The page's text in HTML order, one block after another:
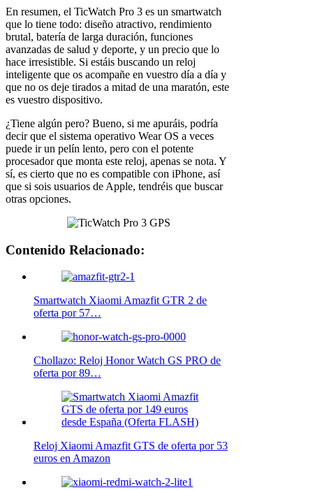
En resumen, el TicWatch Pro 3 es un smartwatch
que lo tiene todo: diseño atractivo, rendimiento
brutal, batería de larga duración, funciones
avanzadas de salud y deporte, y un precio que lo
hace irresistible. Si estáis buscando un reloj
inteligente que os acompañe en vuestro día a día y
que no os deje tirados a mitad de una maratón, este
es vuestro dispositivo.
¿Tiene algún pero? Bueno, si me apuráis, podría
decir que el sistema operativo Wear OS a veces
puede ir un pelín lento, pero con el potente
procesador que monta este reloj, apenas se nota. Y
sí, es cierto que no es compatible con iPhone, así
que si sois usuarios de Apple, tendréis que buscar
otras opciones.
Contenido Relacionado:
Smartwatch Xiaomi Amazfit GTR 2 de
oferta por 57…
Chollazo: Reloj Honor Watch GS PRO de
oferta por 89…
Reloj Xiaomi Amazfit GTS de oferta por 53
euros en Amazon